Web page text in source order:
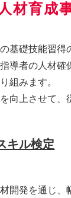
人材育成
基礎技能習得
導者の人材確
組みます。
向上させて、
キル検定
開発を通じ、